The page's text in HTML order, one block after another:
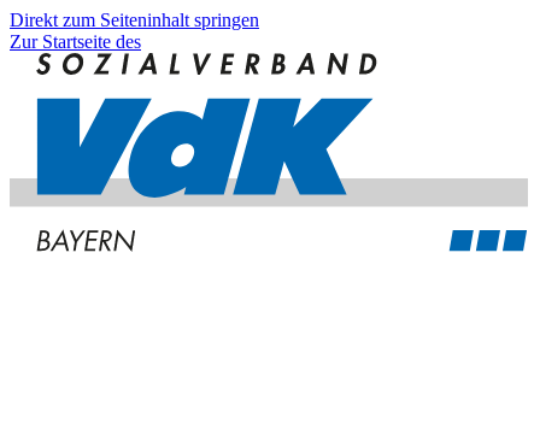
Direkt zum Seiteninhalt springen
Zur Startseite des